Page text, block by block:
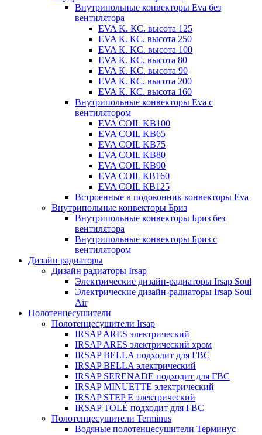
Внутрипольные конвекторы Eva без
вентилятора
EVA K. КС. высота 125
EVA К. КС. высота 250
EVA К. KС. высота 100
EVA К. КС. высота 80
EVA К. KC. высота 90
EVA К. КС. высота 200
EVA К. КС. высота 160
Внутрипольные конвекторы Eva с
вентилятором
EVA COIL KB100
EVA COIL KB65
EVA COIL KB75
EVA COIL KB80
EVA COIL KB90
EVA COIL КВ160
EVA COIL КВ125
Встроенные в подоконник конвекторы Eva
Внутрипольные конвекторы Бриз
Внутрипольные конвекторы Бриз без
вентилятора
Внутрипольные конвекторы Бриз с
вентилятором
Дизайн радиаторы
Дизайн радиаторы Irsap
Электрические дизайн-радиаторы Irsap Soul
Электрические дизайн-радиаторы Irsap Soul
Air
Полотенцесушители
Полотенцесушители Irsap
IRSAP ARES электрический
IRSAP ARES электрический хром
IRSAP BELLA подходит для ГВС
IRSAP BELLA электрический
IRSAP SERENADE подходит для ГВС
IRSAP MINUETTE электрический
IRSAP STEP E электрический
IRSAP TOLÉ подходит для ГВС
Полотенцесушители Terminus
Водяные полотенцесушители Терминус